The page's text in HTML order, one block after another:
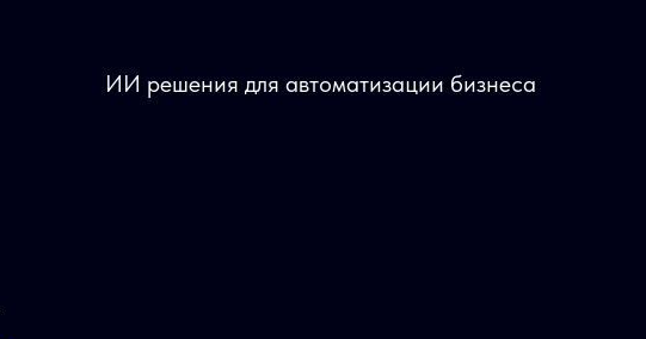
ИИ решения для автоматизации бизнеса